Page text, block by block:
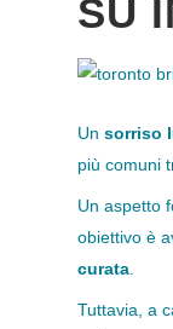
SU
Un sorriso
più comuni
Un aspetto
obiettivo è
curata
Tuttavia, a